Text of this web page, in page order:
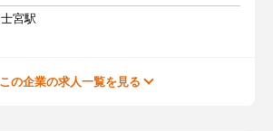
宮駅
この企業の求人一覧を見る